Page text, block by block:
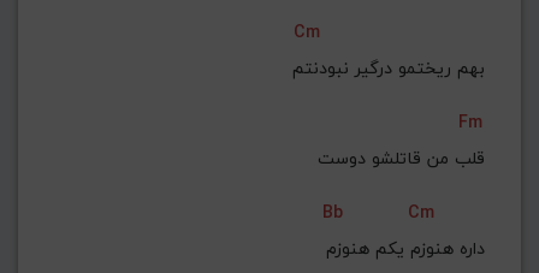
Cm
بهم ریختمو درگیر نبودنتم
Fm
قلب من قاتلشو دوست
Bb
Cm
داره هنوزم یکم هنوزم